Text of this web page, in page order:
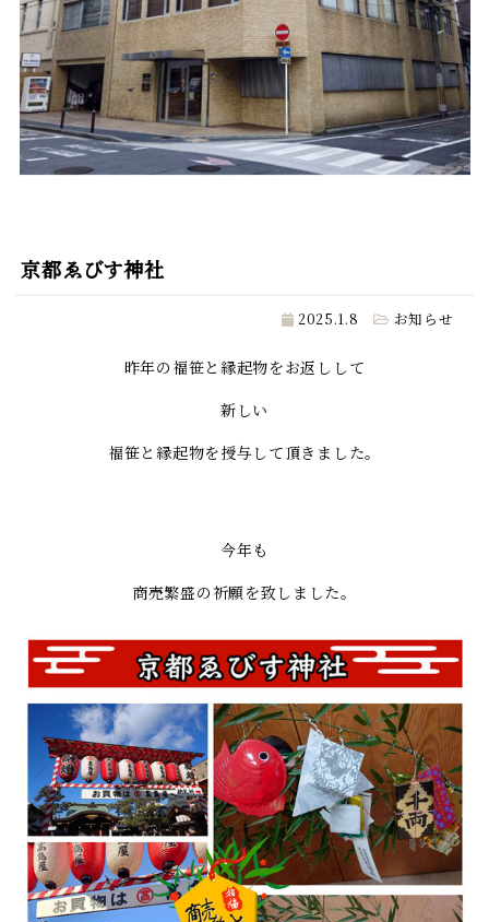
京都ゑびす神社
2025.1.8 お知らせ
昨年の福笹と縁起物をお返しして
新しい
福笹と縁起物を授与して頂きました。
今年も
商売繁盛の祈願を致しました。